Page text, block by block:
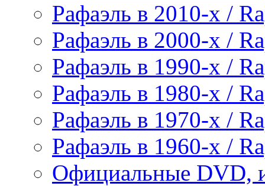
Рафаэль в 2010-х /
Рафаэль в 2000-х /
Рафаэль в 1990-х /
Рафаэль в 1980-х /
Рафаэль в 1970-х /
Рафаэль в 1960-х /
Официальные DVD,